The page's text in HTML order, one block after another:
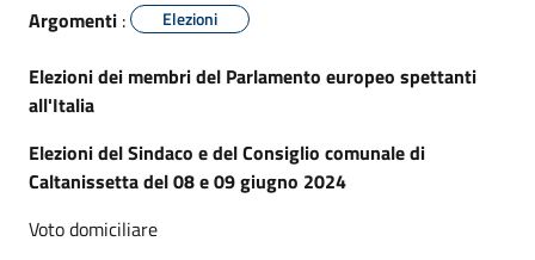
Argomenti : Elezioni
Elezioni dei membri del Parlamento europeo spettanti
all'Italia
Elezioni del Sindaco e del Consiglio comunale di
Caltanissetta del 08 e 09 giugno 2024
Voto domiciliare